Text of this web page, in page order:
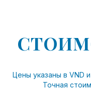
Цены указаны в VND
Точная